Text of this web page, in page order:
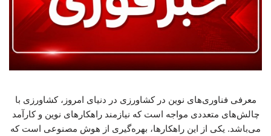
معرفی فناوری‌های نوین در کشاورزی در دنیای امروز، کشاورزی با
چالش‌های متعددی مواجه است که نیازمند راهکارهای نوین و کارآمد
می‌باشد. یکی از این راهکارها، بهره‌گیری از هوش مصنوعی است که